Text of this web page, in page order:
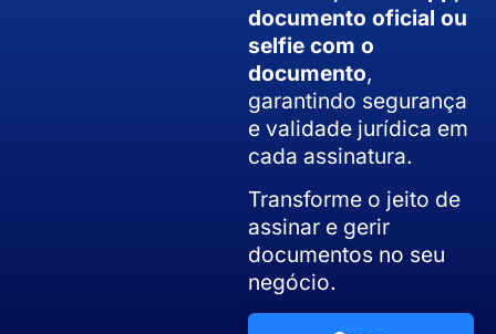
documento oficial ou
selfie com o
documento,
garantindo segurança
e validade jurídica em
cada assinatura.
Transforme o jeito de
assinar e gerir
documentos no seu
negócio.